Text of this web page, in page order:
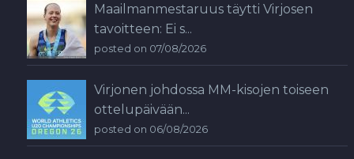
Maailmanmestaruus täytti Virjosen
tavoitteen: Ei s...
posted on 07/08/2026
Virjonen johdossa MM-kisojen toiseen
ottelupäivään...
posted on 06/08/2026